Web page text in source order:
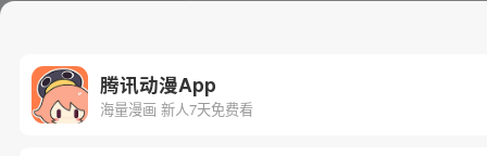
腾讯动漫App
海量漫画 新人7天免费看